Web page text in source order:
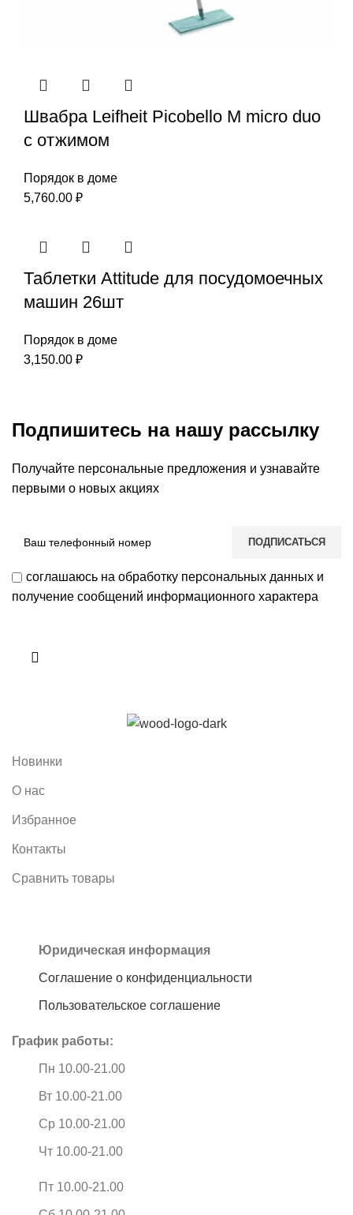
Швабра Leifheit Picobello М micro duo
с отжимом
Порядок в доме
5,760.00 ₽
Таблетки Attitude для посудомоечных
машин 26шт
Порядок в доме
3,150.00 ₽
Подпишитесь на нашу рассылку
Получайте персональные предложения и узнавайте
первыми о новых акциях
соглашаюсь на обработку персональных данных и
получение сообщений информационного характера
Новинки
О нас
Избранное
Контакты
Сравнить товары
Юридическая информация
Соглашение о конфиденциальности
Пользовательское соглашение
График работы:
Пн 10.00-21.00
Вт 10.00-21.00
Ср 10.00-21.00
Чт 10.00-21.00
Пт 10.00-21.00